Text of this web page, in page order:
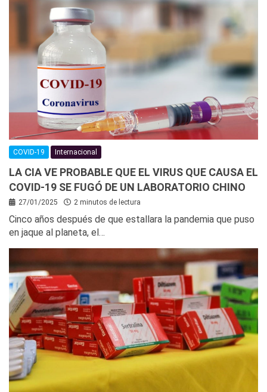
COVID-19 Internacional
LA CIA VE PROBABLE QUE EL VIRUS QUE CAUSA EL
COVID-19 SE FUGÓ DE UN LABORATORIO CHINO
27/01/2025 2 minutos de lectura
Cinco años después de que estallara la pandemia que puso
en jaque al planeta, el…